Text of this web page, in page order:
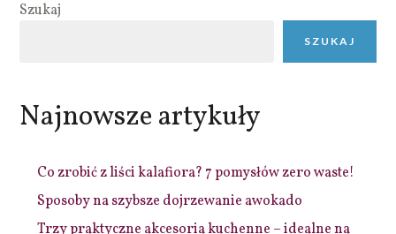
Szukaj
SZUKAJ
Najnowsze artykuły
Co zrobić z liści kalafiora? 7 pomysłów zero waste!
Sposoby na szybsze dojrzewanie awokado
Trzy praktyczne akcesoria kuchenne – idealne na